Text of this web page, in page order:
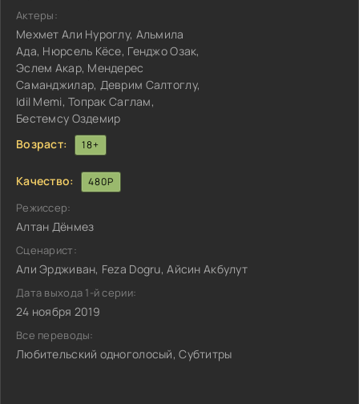
Актеры:
Мехмет Али Нуроглу, Альмила
Ада, Нюрсель Кёсе, Генджо Озак,
Эслем Акар, Мендерес
Саманджилар, Деврим Салтоглу,
Idil Memi, Топрак Саглам,
Бестемсу Оздемир
Возраст:
18+
Качество: 480P
Режиссер:
Алтан Дёнмез
Сценарист:
Али Эрдживан, Feza Dogru, Айсин Акбулут
Дата выхода 1-й серии:
24 ноября 2019
Все переводы:
Любительский одноголосый, Субтитры